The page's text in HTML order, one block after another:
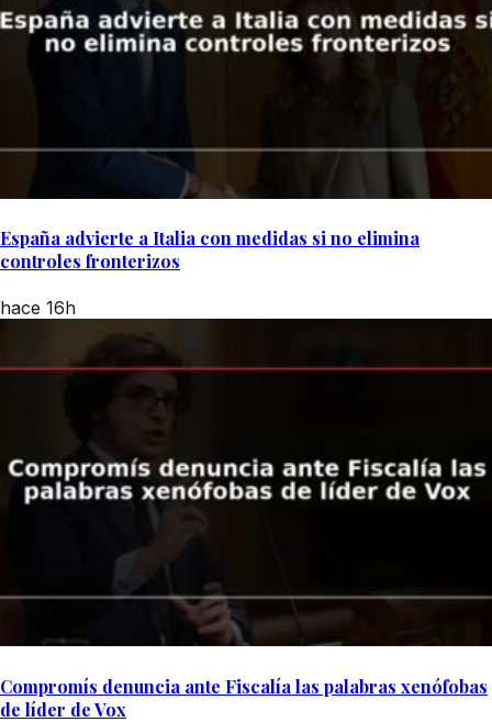
España advierte a Italia con medidas si no elimina
controles fronterizos
hace 16h
Compromís denuncia ante Fiscalía las palabras xenófobas
de líder de Vox